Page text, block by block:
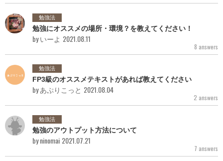
勉強法
勉強にオススメの場所・環境？を教えてください！
by いーよ 2021.08.11
8 answers
勉強法
FP3級のオススメテキストがあれば教えてください
by あぷりこっと 2021.08.04
2 answers
勉強法
勉強のアウトプット方法について
by ninomai 2021.07.21
7 answers